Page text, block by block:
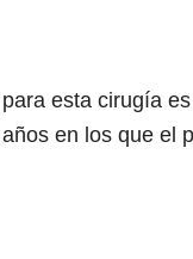
esta cirugía
en los que el